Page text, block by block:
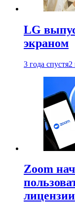
LG
экраном
3 года спустя2
Zoom
лицензии